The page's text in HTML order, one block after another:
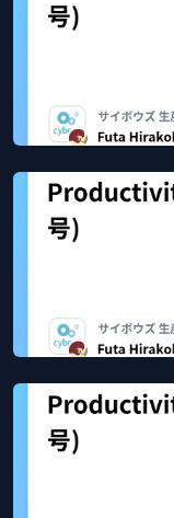
Apr 11, 2023
Zenn
Mar 30, 2023
Zenn